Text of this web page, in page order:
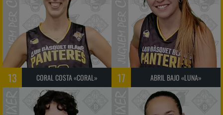
13 CORAL COSTA «CORAL» 17 ABRIL BAJO «LUNA»